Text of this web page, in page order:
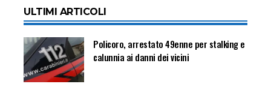
ULTIMI ARTICOLI
Policoro, arrestato 49enne per stalking e
calunnia ai danni dei vicini